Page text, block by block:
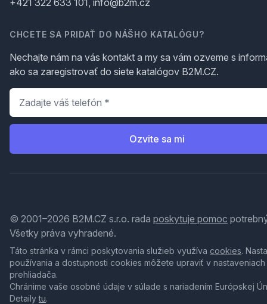
+421 322 633 101, info@b2m.cz
CHCETE SA PRIDAŤ DO NÁŠHO KATALÓGU?
Nechajte nám na vás kontakt a my sa vám ozveme s
ako sa zaregistrovať do siete katalógov B2M.CZ.
Telefón
Ozvite sa mi
© 2001–2026 B2M.CZ s.r.o. rada poskytuje pomoc
Všetky práva vyhradené.
Táto stránka v rámci poskytovania služieb využíva cookies.
používania a dostupnosti cookies môžete upraviť v nastaveniach
prehliadača.
Chránime vaše osobné údaje v súlade s nariadením Európskej
Detailytu.